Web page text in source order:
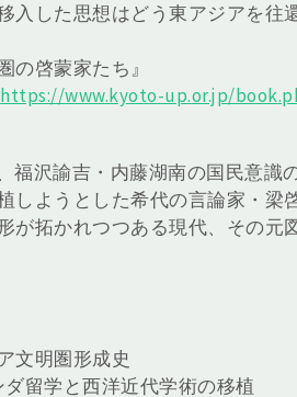
入した思想はどう東アジアを往
の啓蒙家たち』
https://www.kyoto-up.or.jp/
福沢諭吉・内藤湖南の国民意識
しようとした希代の言論家・梁
が拓かれつつある現代、その元
明圏形成史
留学と西洋近代学術の移植